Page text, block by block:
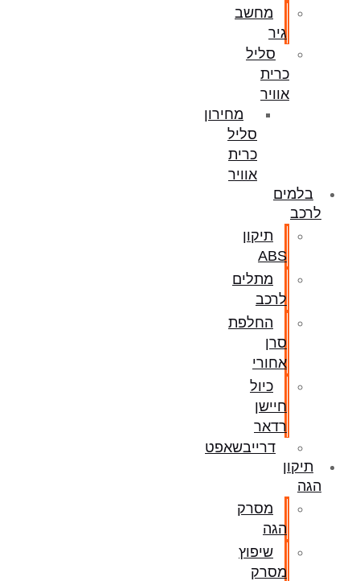
מחשב
גיר
סליל
כרית
אוויר
מחירון
סליל
כרית
אוויר
בלמים
לרכב
תיקון
ABS
מתלים
לרכב
החלפת
סרן
אחורי
כיול
חיישן
רדאר
דרייבשאפט
תיקון
הגה
מסרק
הגה
שיפוץ
מסרק